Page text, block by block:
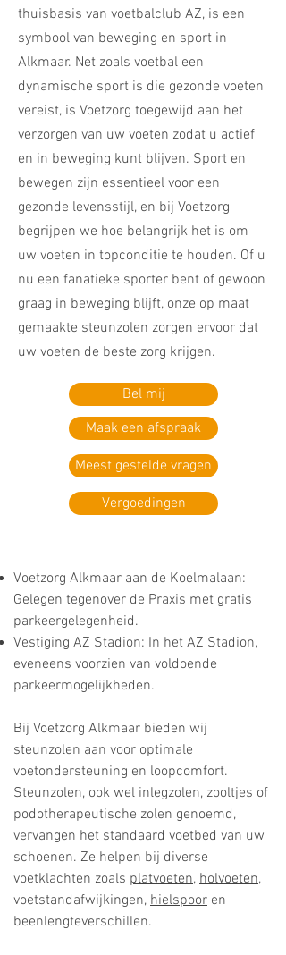
thuisbasis van voetbalclub AZ, is een
symbool van beweging en sport in
Alkmaar. Net zoals voetbal een
dynamische sport is die gezonde voeten
vereist, is Voetzorg toegewijd aan het
verzorgen van uw voeten zodat u actief
en in beweging kunt blijven. Sport en
bewegen zijn essentieel voor een
gezonde levensstijl, en bij Voetzorg
begrijpen we hoe belangrijk het is om
uw voeten in topconditie te houden. Of u
nu een fanatieke sporter bent of gewoon
graag in beweging blijft, onze op maat
gemaakte steunzolen zorgen ervoor dat
uw voeten de beste zorg krijgen.
Bel mij
Maak een afspraak
Meest gestelde vragen
Vergoedingen
Voetzorg Alkmaar aan de Koelmalaan:
Gelegen tegenover de Praxis met gratis
parkeergelegenheid.
Vestiging AZ Stadion: In het AZ Stadion,
eveneens voorzien van voldoende
parkeermogelijkheden.
Bij Voetzorg Alkmaar bieden wij
steunzolen aan voor optimale
voetondersteuning en loopcomfort.
Steunzolen, ook wel inlegzolen, zooltjes of
podotherapeutische zolen genoemd,
vervangen het standaard voetbed van uw
schoenen. Ze helpen bij diverse
voetklachten zoals platvoeten, holvoeten,
voetstandafwijkingen, hielspoor en
beenlengteverschillen.